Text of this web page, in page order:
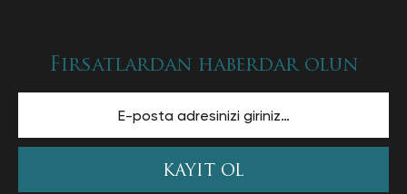
Fırsatlardan haberdar olun
KAYIT OL